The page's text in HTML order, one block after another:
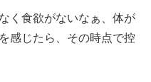
く食欲がないなぁ、体が
感じたら、その時点で控